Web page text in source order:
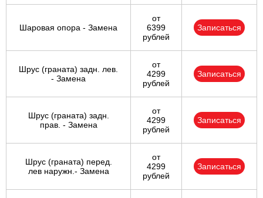
Шаровая опора - Замена
от
6399
рублей
Записаться
Шрус (граната) задн. лев.
- Замена
от
4299
рублей
Записаться
Шрус (граната) задн.
прав. - Замена
от
4299
рублей
Записаться
Шрус (граната) перед.
лев наружн.- Замена
от
4299
рублей
Записаться